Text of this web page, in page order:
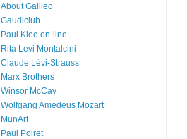
About Galileo
Gaudiclub
Paul Klee on-line
Rita Levi Montalcini
Claude Lévi-Strauss
Marx Brothers
Winsor McCay
Wolfgang Amedeus Mozart
MunArt
Paul Poiret